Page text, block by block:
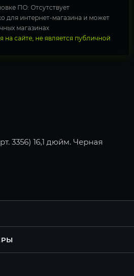
ПО: Отсутствует
для интернет-магазина и может
магазинах
сайте, не является публичной
3356) 16,1 дюйм. Черная